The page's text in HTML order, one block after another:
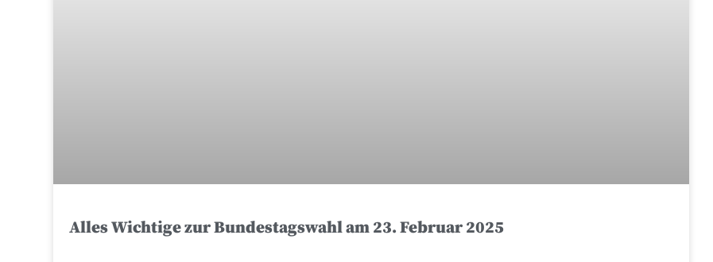
Alles Wichtige zur Bundestagswahl am 23. Februar 2025